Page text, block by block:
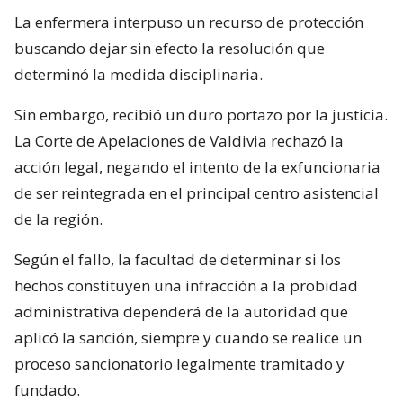
La enfermera interpuso un recurso de protección
buscando dejar sin efecto la resolución que
determinó la medida disciplinaria.
Sin embargo, recibió un duro portazo por la justicia.
La Corte de Apelaciones de Valdivia rechazó la
acción legal, negando el intento de la exfuncionaria
de ser reintegrada en el principal centro asistencial
de la región.
Según el fallo, la facultad de determinar si los
hechos constituyen una infracción a la probidad
administrativa dependerá de la autoridad que
aplicó la sanción, siempre y cuando se realice un
proceso sancionatorio legalmente tramitado y
fundado.